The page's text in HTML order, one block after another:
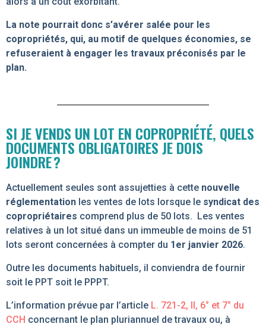
La note pourrait donc s’avérer salée pour les
copropriétés, qui, au motif de quelques économies, se
refuseraient à engager les travaux préconisés par le
plan.
SI JE VENDS UN LOT EN COPROPRIÉTÉ, QUELS
DOCUMENTS OBLIGATOIRES JE DOIS
JOINDRE ?
Actuellement seules sont assujetties à cette nouvelle
réglementation les ventes de lots lorsque le syndicat des
copropriétaires comprend plus de 50 lots. Les ventes
relatives à un lot situé dans un immeuble de moins de 51
lots seront concernées à compter du 1er janvier 2026.
Outre les documents habituels, il conviendra de fournir
soit le PPT soit le PPPT.
L’information prévue par l’article L. 721-2, II, 6° et 7° du
CCH concernant le plan pluriannuel de travaux ou, à